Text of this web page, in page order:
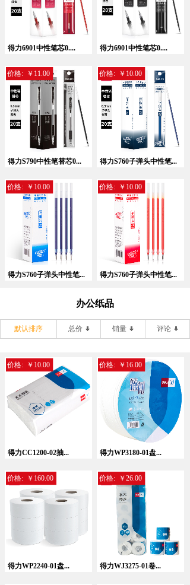
得力6901中性笔芯0.... 得力6901中性笔芯0....
得力S790中性笔替芯0...
价格: ￥11.00
得力S760子弹头中性笔...
价格: ￥10.00
得力S760子弹头中性笔...
价格: ￥10.00
得力S760子弹头中性笔...
价格: ￥10.00
暂无相关记录！
办公纸品
默认排序 总价 销量 评论
得力CC1200-02抽...
价格: ￥10.00
得力WP3180-01盘...
价格: ￥16.00
得力WP2240-01盘...
价格: ￥160.00
得力WJ3275-01卷...
价格: ￥26.00